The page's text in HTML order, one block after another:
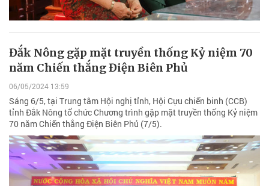
Đắk Nông gặp mặt truyền thống Kỷ niệm 70
năm Chiến thắng Điện Biên Phủ
06/05/2024 13:59
Sáng 6/5, tại Trung tâm Hội nghị tỉnh, Hội Cựu chiến binh (CCB)
tỉnh Đắk Nông tổ chức Chương trình gặp mặt truyền thống Kỷ niệm
70 năm Chiến thắng Điện Biên Phủ (7/5).